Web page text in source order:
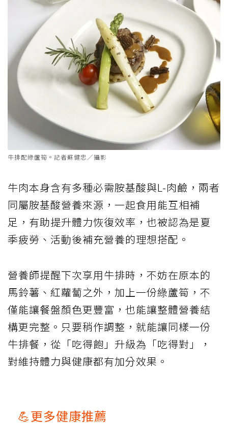
牛排配綠蘆筍。記者蘇健忠／攝影
牛肉本身含有多種必需胺基酸與L-肉鹼，兩者
同屬胺基酸營養來源，一起食用能互相補
足，有助提升體力恢復效率，也被認為是夏
季疲勞、活動後補充營養的理想搭配。
營養師提醒下次享用牛排時，不妨在原本的
馬鈴薯、紅蘿蔔之外，加上一份綠蘆筍，不
僅能讓餐盤顏色更豐富，也能讓整體營養結
構更完整。只要稍作調整，就能讓同樣一份
牛排餐，從「吃得飽」升級為「吃得對」，
對維持體力與健康都有加分效果。
💪更多健康推薦